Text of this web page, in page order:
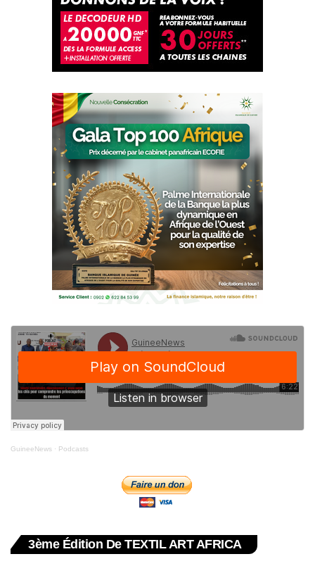
GuineeNews · Podcasts
3ème Édition De TEXTIL ART AFRICA